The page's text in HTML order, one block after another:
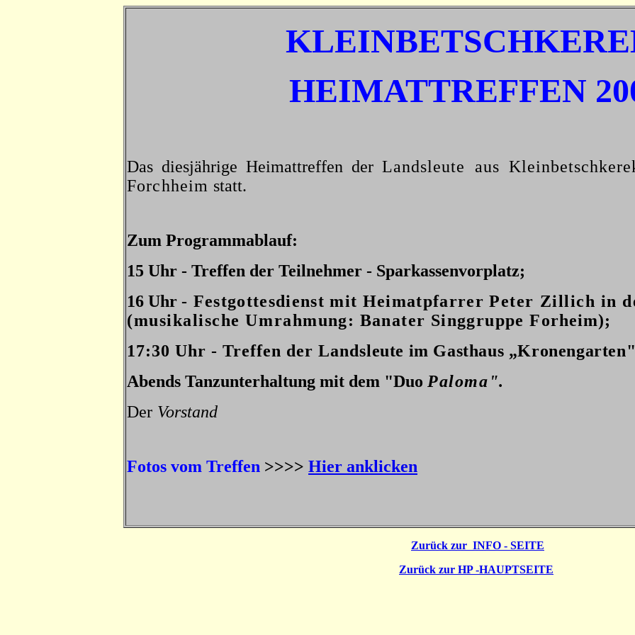
HEIMATTREFFEN
Das diesjährige Heimattreffen derLandsleute aus
Forchheim statt.
Zum Programmablauf:
15 Uhr - Treffen der Teilnehmer - Sparkassenvorplatz;
16 Uhr - Festgottesdienst mit HeimatpfarrerPeter Zillich in
(musikalische Umrahmung: Banater Singgruppe Forheim);
17:30 Uhr - Treffen der Landsleute im Gasthaus
Abends Tanzunterhaltung mit dem "Duo Paloma".
Der Vorstand
Fotos vom Treffen >>>> Hier anklicken
Zurück zur INFO - SEITE
Zurück zur HP -HAUPTSEITE